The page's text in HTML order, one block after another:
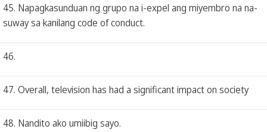
45. Napagkasunduan ng grupo na i-expel ang miyembro na na-
suway sa kanilang code of conduct.
46.
47. Overall, television has had a significant impact on society
48. Nandito ako umiibig sayo.